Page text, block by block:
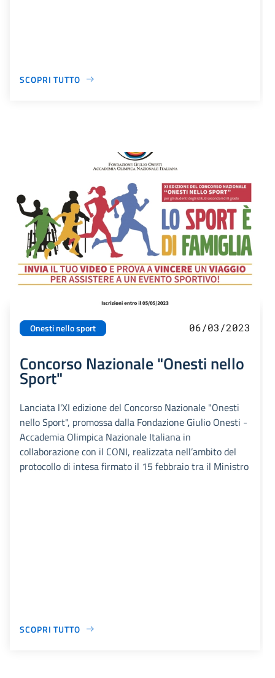
SCOPRI TUTTO
Onesti nello sport 06/03/2023
Concorso Nazionale "Onesti nello
Sport"
Lanciata l'XI edizione del Concorso Nazionale "Onesti
nello Sport", promossa dalla Fondazione Giulio Onesti -
Accademia Olimpica Nazionale Italiana in
collaborazione con il CONI, realizzata nell’ambito del
protocollo di intesa firmato il 15 febbraio tra il Ministro
SCOPRI TUTTO